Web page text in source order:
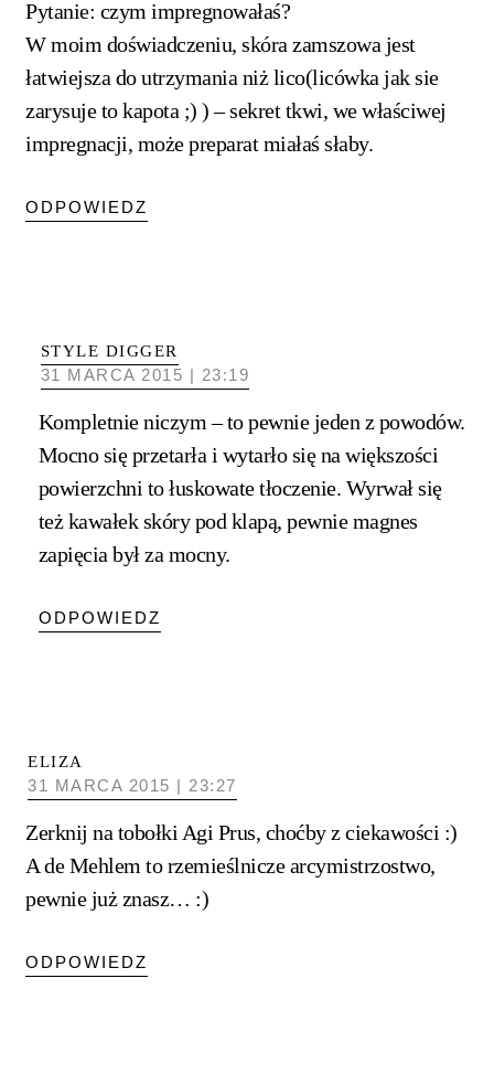
Pytanie: czym impregnowałaś?
W moim doświadczeniu, skóra zamszowa jest
łatwiejsza do utrzymania niż lico(licówka jak sie
zarysuje to kapota ;) ) – sekret tkwi, we właściwej
impregnacji, może preparat miałaś słaby.
ODPOWIEDZ
STYLE DIGGER
31 MARCA 2015 | 23:19
Kompletnie niczym – to pewnie jeden z powodów.
Mocno się przetarła i wytarło się na większości
powierzchni to łuskowate tłoczenie. Wyrwał się
też kawałek skóry pod klapą, pewnie magnes
zapięcia był za mocny.
ODPOWIEDZ
ELIZA
31 MARCA 2015 | 23:27
Zerknij na tobołki Agi Prus, choćby z ciekawości :)
A de Mehlem to rzemieślnicze arcymistrzostwo,
pewnie już znasz… :)
ODPOWIEDZ